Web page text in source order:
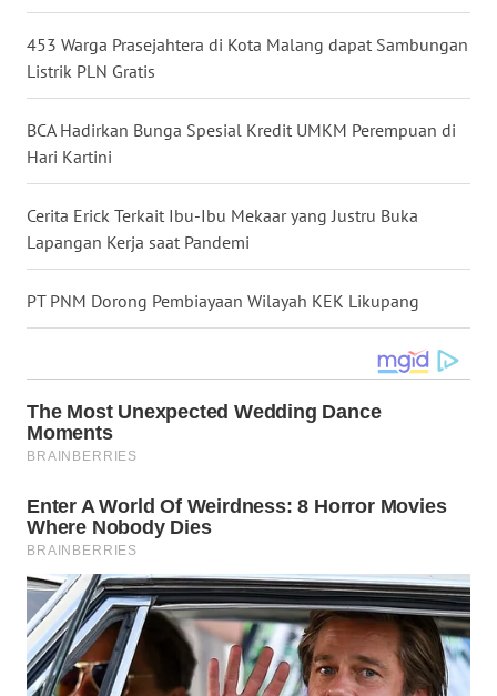
453 Warga Prasejahtera di Kota Malang dapat Sambungan
Listrik PLN Gratis
BCA Hadirkan Bunga Spesial Kredit UMKM Perempuan di
Hari Kartini
Cerita Erick Terkait Ibu-Ibu Mekaar yang Justru Buka
Lapangan Kerja saat Pandemi
PT PNM Dorong Pembiayaan Wilayah KEK Likupang
NUSANTARA
JOGJA
JATIM
WN
BALI
KALBAR
WN
KALTENG
WN
KALTARA
WN
KALSEL
WN